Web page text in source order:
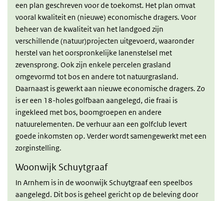
een plan geschreven voor de toekomst. Het plan omvat
vooral kwaliteit en (nieuwe) economische dragers. Voor
beheer van de kwaliteit van het landgoed zijn
verschillende (natuur)projecten uitgevoerd, waaronder
herstel van het oorspronkelijke lanenstelsel met
zevensprong. Ook zijn enkele percelen grasland
omgevormd tot bos en andere tot natuurgrasland.
Daarnaast is gewerkt aan nieuwe economische dragers. Zo
is er een 18-holes golfbaan aangelegd, die fraai is
ingekleed met bos, boomgroepen en andere
natuurelementen. De verhuur aan een golfclub levert
goede inkomsten op. Verder wordt samengewerkt met een
zorginstelling.
Woonwijk Schuytgraaf
In Arnhem is in de woonwijk Schuytgraaf een speelbos
aangelegd. Dit bos is geheel gericht op de beleving door